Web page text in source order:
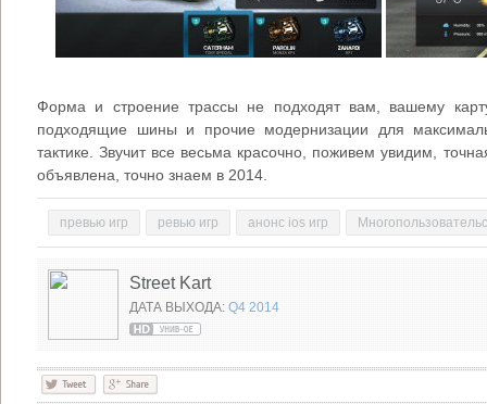
Форма и строение трассы не подходят вам, вашему
подходящие шины и прочие модернизации для
тактике. Звучит все весьма красочно, поживем увидим,
объявлена, точно знаем в 2014.
превью игр ревью игр анонс ios игр
Street Kart
ДАТА ВЫХОДА: Q4 2014